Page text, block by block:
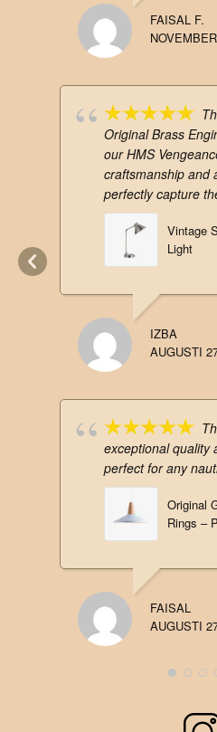
FAISAL F.
Original Brass
our HMS
craftsmanship and
perfectly capture
Vintage
Light
IZBA
AUGUSTI
exceptional quality
perfect for any
Original
Rings –
FAISAL
AUGUSTI